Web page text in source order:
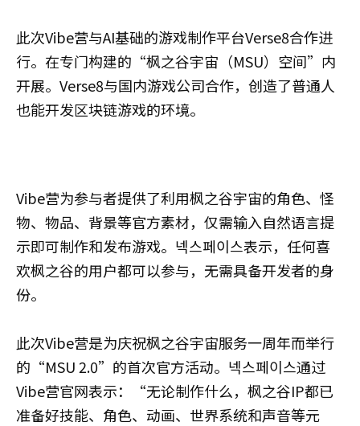
此次Vibe营与AI基础的游戏制作平台Verse8合作进
行。在专门构建的“枫之谷宇宙（MSU）空间”内
开展。Verse8与国内游戏公司合作，创造了普通人
也能开发区块链游戏的环境。
Vibe营为参与者提供了利用枫之谷宇宙的角色、怪
物、物品、背景等官方素材，仅需输入自然语言提
示即可制作和发布游戏。넥스페이스表示，任何喜
欢枫之谷的用户都可以参与，无需具备开发者的身
份。
此次Vibe营是为庆祝枫之谷宇宙服务一周年而举行
的“MSU 2.0”的首次官方活动。넥스페이스通过
Vibe营官网表示：“无论制作什么，枫之谷IP都已
准备好技能、角色、动画、世界系统和声音等元